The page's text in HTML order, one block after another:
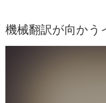
機械翻訳が向かう